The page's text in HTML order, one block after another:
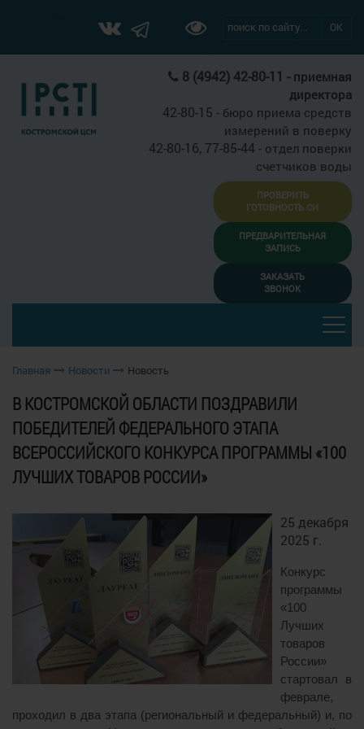
ОК
8 (4942) 42-80-11 - приемная
директора
42-80-15 - бюро приема средств
измерений в поверку
42-80-16, 77-85-44 - отдел поверки
счетчиков воды
ПРОВЕРИТЬ
ГОТОВНОСТЬ СИ
ПРЕДВАРИТЕЛЬНАЯ
ЗАПИСЬ
ЗАКАЗАТЬ
ЗВОНОК
Главная Новости Новость
В КОСТРОМСКОЙ ОБЛАСТИ ПОЗДРАВИЛИ
ПОБЕДИТЕЛЕЙ ФЕДЕРАЛЬНОГО ЭТАПА
ВСЕРОССИЙСКОГО КОНКУРСА ПРОГРАММЫ «100
ЛУЧШИХ ТОВАРОВ РОССИИ»
25 декабря
2025 г.
Конкурс
программы
«100
Лучших
товаров
России»
стартовал в
феврале,
проходил в два этапа (региональный и федеральный) и, по